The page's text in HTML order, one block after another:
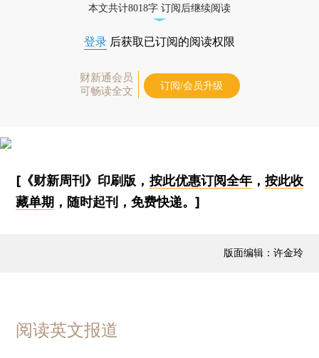
本文共计8018字 订阅后继续阅读
登录 后获取已订阅的阅读权限
财新通会员
可畅读全文
订阅/会员升级
[《财新周刊》印刷版， 按此优惠订阅全年， 按此收
藏单期 ，随时起刊，免费快递。]
版面编辑：许金玲
阅读英文报道